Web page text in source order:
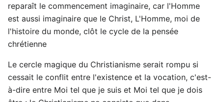
reparaît le commencement imaginaire, car l'Homme
est aussi imaginaire que le Christ, L'Homme, moi de
l'histoire du monde, clôt le cycle de la pensée
chrétienne
Le cercle magique du Christianisme serait rompu si
cessait le conflit entre l'existence et la vocation, c'est-
à-dire entre Moi tel que je suis et Moi tel que je dois